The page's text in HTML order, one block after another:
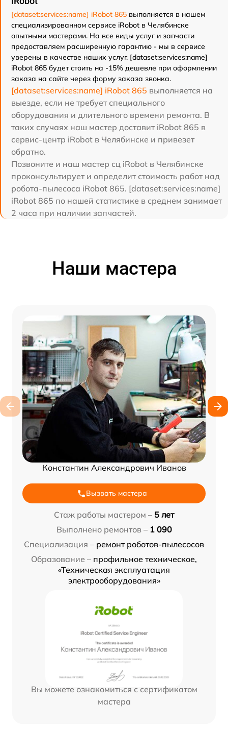
[dataset:services:name] iRobot 865 выполняется в нашем
специализированном сервисе iRobot в Челябинске
опытными мастерами. На все виды услуг и запчасти
предоставляем расширенную гарантию - мы в сервисе
уверены в качестве наших услуг. [dataset:services:name]
iRobot 865 будет стоить на -15% дешевле при оформлении
заказа на сайте через форму заказа звонка.
[dataset:services:name] iRobot 865 выполняется на
выезде, если не требует специального
оборудования и длительного времени ремонта. В
таких случаях наш мастер доставит iRobot 865 в
сервис-центр iRobot в Челябинске и привезет
обратно.
Позвоните и наш мастер сц iRobot в Челябинске
проконсультирует и определит стоимость работ над
робота-пылесоса iRobot 865. [dataset:services:name]
iRobot 865 по нашей статистике в среднем занимает
2 часа при наличии запчастей.
Наши мастера
Константин Александрович Иванов
Вызвать мастера
Стаж работы мастером – 5 лет
Выполнено ремонтов – 1 090
Специализация – ремонт роботов-пылесосов
Образование – профильное техническое,
«Техническая эксплуатация
электрооборудования»
Вы можете ознакомиться с сертификатом
мастера